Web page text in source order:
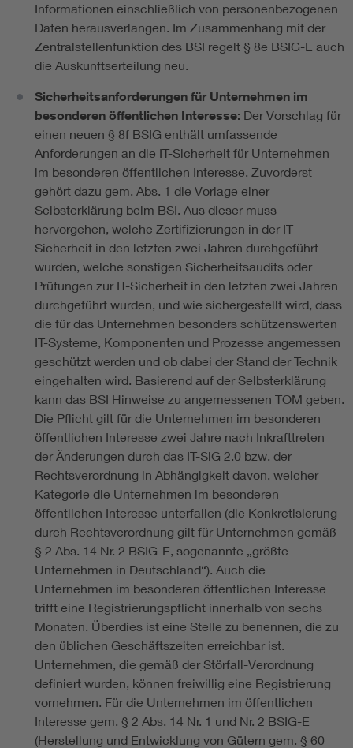
Informationen einschließlich von personenbezogenen
Daten herausverlangen. Im Zusammenhang mit der
Zentralstellenfunktion des BSI regelt § 8e BSIG-E auch
die Auskunftserteilung neu.
Sicherheitsanforderungen für Unternehmen im
besonderen öffentlichen Interesse: Der Vorschlag für
einen neuen § 8f BSIG enthält umfassende
Anforderungen an die IT-Sicherheit für Unternehmen
im besonderen öffentlichen Interesse. Zuvorderst
gehört dazu gem. Abs. 1 die Vorlage einer
Selbsterklärung beim BSI. Aus dieser muss
hervorgehen, welche Zertifizierungen in der IT-
Sicherheit in den letzten zwei Jahren durchgeführt
wurden, welche sonstigen Sicherheitsaudits oder
Prüfungen zur IT-Sicherheit in den letzten zwei Jahren
durchgeführt wurden, und wie sichergestellt wird, dass
die für das Unternehmen besonders schützenswerten
IT-Systeme, Komponenten und Prozesse angemessen
geschützt werden und ob dabei der Stand der Technik
eingehalten wird. Basierend auf der Selbsterklärung
kann das BSI Hinweise zu angemessenen TOM geben.
Die Pflicht gilt für die Unternehmen im besonderen
öffentlichen Interesse zwei Jahre nach Inkrafttreten
der Änderungen durch das IT-SiG 2.0 bzw. der
Rechtsverordnung in Abhängigkeit davon, welcher
Kategorie die Unternehmen im besonderen
öffentlichen Interesse unterfallen (die Konkretisierung
durch Rechtsverordnung gilt für Unternehmen gemäß
§ 2 Abs. 14 Nr. 2 BSIG-E, sogenannte „größte
Unternehmen in Deutschland“). Auch die
Unternehmen im besonderen öffentlichen Interesse
trifft eine Registrierungspflicht innerhalb von sechs
Monaten. Überdies ist eine Stelle zu benennen, die zu
den üblichen Geschäftszeiten erreichbar ist.
Unternehmen, die gemäß der Störfall-Verordnung
definiert wurden, können freiwillig eine Registrierung
vornehmen. Für die Unternehmen im öffentlichen
Interesse gem. § 2 Abs. 14 Nr. 1 und Nr. 2 BSIG-E
(Herstellung und Entwicklung von Gütern gem. § 60